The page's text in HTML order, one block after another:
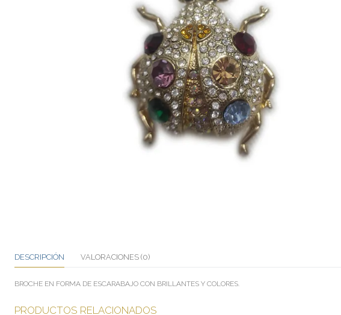
DESCRIPCIÓN VALORACIONES (0)
BROCHE EN FORMA DE ESCARABAJO CON BRILLANTES Y COLORES.
PRODUCTOS RELACIONADOS